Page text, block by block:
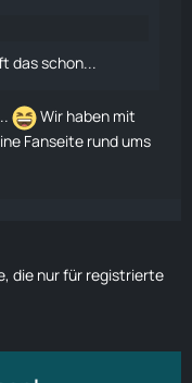
das schon...
Wir haben mit
Fanseite rund ums
die nur für registrierte